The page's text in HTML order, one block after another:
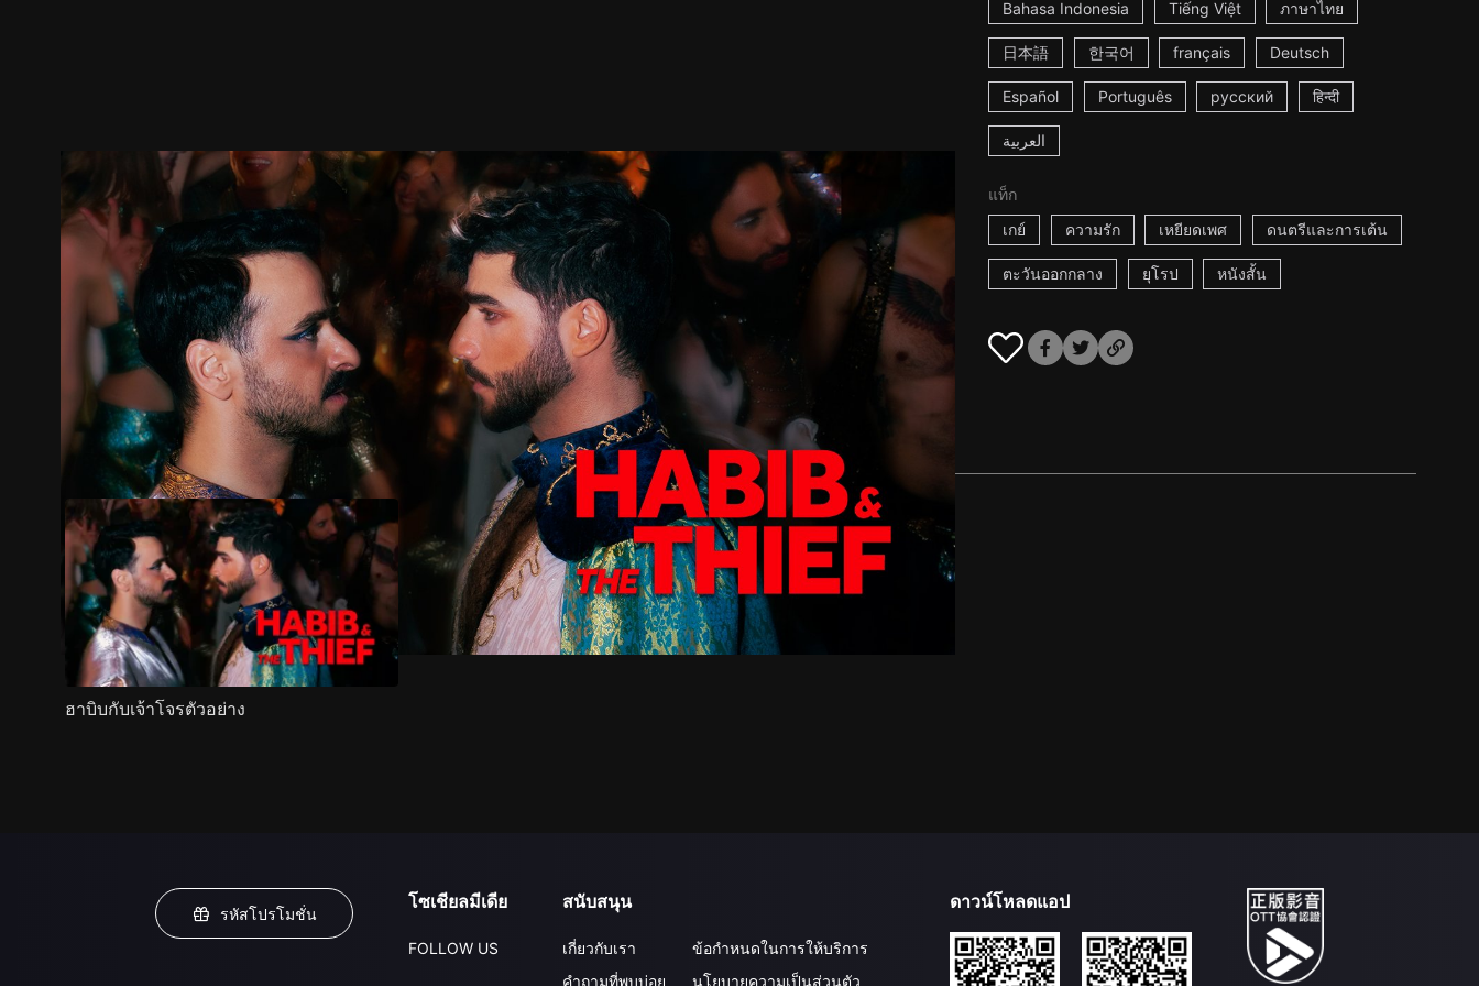
Bahasa Indonesia Tiếng Việt ภาษาไทย
日本語 한국어 français Deutsch
Español Português русский हिन्दी
العربية
แท็ก
เกย์
ความรัก เหยียดเพศ ดนตรีและการเต้น
ตะวันออกกลาง ยุโรป หนังสั้น
ตัวอย่าง ภาพนิ่ง เนื้อหาที่แนะนำ รายละเอียด
ฮาบิบกับเจ้าโจรตัวอย่าง
รหัสโปรโมชั่น
โซเชียลมีเดีย
FOLLOW US
สนับสนุน
เกี่ยวกับเรา
คำถามที่พบบ่อย
ข้อกำหนดในการให้บริการ
นโยบายความเป็นส่วนตัว
ดาวน์โหลดแอป